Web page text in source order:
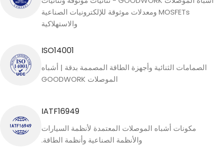
MOSFETs ومعدلات موثوقة للإلكترونيات الصناعية
والاستهلاكية
ISO14001
الصمامات الثنائية وأجهزة الطاقة المصممة بدقة | أشباه
الموصلات GOODWORK
IATF16949
مكونات أشباه الموصلات المعتمدة لأنظمة السيارات
والأنظمة الصناعية وأنظمة الطاقة.